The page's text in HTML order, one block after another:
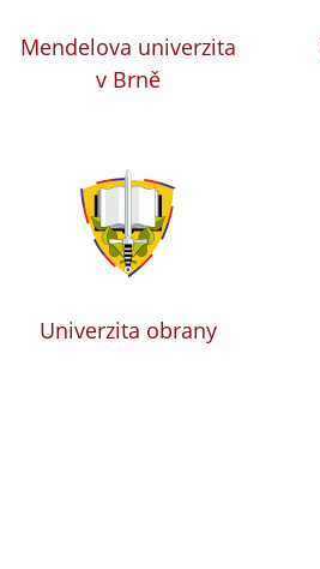
Mendelova univerzita
v Brně
Univerzita obrany